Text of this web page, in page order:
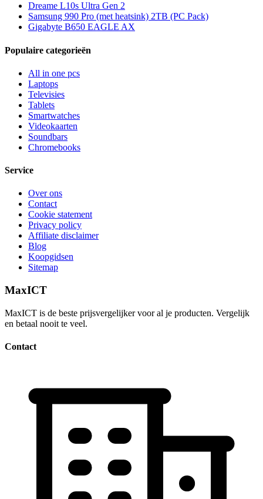
Dreame L10s Ultra Gen 2
Samsung 990 Pro (met heatsink) 2TB (PC Pack)
Gigabyte B650 EAGLE AX
Populaire categorieën
All in one pcs
Laptops
Televisies
Tablets
Smartwatches
Videokaarten
Soundbars
Chromebooks
Service
Over ons
Contact
Cookie statement
Privacy policy
Affiliate disclaimer
Blog
Koopgidsen
Sitemap
MaxICT
MaxICT is de beste prijsvergelijker voor al je producten. Vergelijk
en betaal nooit te veel.
Contact